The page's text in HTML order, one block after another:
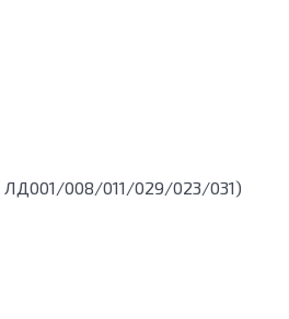
ЛД001/008/011/029/023/031)